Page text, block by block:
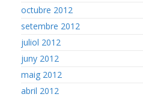
octubre 2012
setembre 2012
juliol 2012
juny 2012
maig 2012
abril 2012